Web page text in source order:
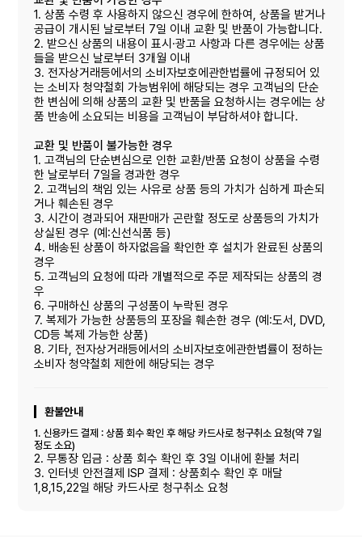
1. 상품 수령 후 사용하지 않으신 경우에 한하여, 상품을 받거나
공급이 개시된 날로부터 7일 이내 교환 및 반품이 가능합니다.
2. 받으신 상품의 내용이 표시·광고 사항과 다른 경우에는 상품
들을 받으신 날로부터 3개월 이내
3. 전자상거래등에서의 소비자보호에관한법률에 규정되어 있
는 소비자 청약철회 가능범위에 해당되는 경우 고객님의 단순
한 변심에 의해 상품의 교환 및 반품을 요청하시는 경우에는 상
품 반송에 소요되는 비용을 고객님이 부담하셔야 합니다.
교환 및 반품이 불가능한 경우
1. 고객님의 단순변심으로 인한 교환/반품 요청이 상품을 수령
한 날로부터 7일을 경과한 경우
2. 고객님의 책임 있는 사유로 상품 등의 가치가 심하게 파손되
거나 훼손된 경우
3. 시간이 경과되어 재판매가 곤란할 정도로 상품등의 가치가
상실된 경우 (예:신선식품 등)
4. 배송된 상품이 하자없음을 확인한 후 설치가 완료된 상품의
경우
5. 고객님의 요청에 따라 개별적으로 주문 제작되는 상품의 경
우
6. 구매하신 상품의 구성품이 누락된 경우
7. 복제가 가능한 상품등의 포장을 훼손한 경우 (예:도서, DVD,
CD등 복제 가능한 상품)
8. 기타, 전자상거래등에서의 소비자보호에관한볍률이 정하는
소비자 청약철회 제한에 해당되는 경우
환불안내
1. 신용카드 결제 : 상품 회수 확인 후 해당 카드사로 청구취소 요청(약 7일
정도 소요)
2. 무통장 입금 : 상품 회수 확인 후 3일 이내에 환불 처리
3. 인터넷 안전결제 ISP 결제 : 상품회수 확인 후 매달
1,8,15,22일 해당 카드사로 청구취소 요청